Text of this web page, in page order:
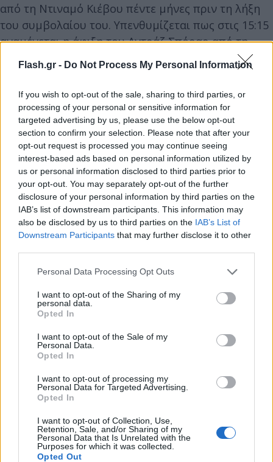
Flash.gr - Do Not Process My Personal Information
If you wish to opt-out of the sale, sharing to third parties, or
processing of your personal or sensitive information for
targeted advertising by us, please use the below opt-out
section to confirm your selection. Please note that after your
opt-out request is processed you may continue seeing
interest-based ads based on personal information utilized by
us or personal information disclosed to third parties prior to
your opt-out. You may separately opt-out of the further
disclosure of your personal information by third parties on the
IAB’s list of downstream participants. This information may
also be disclosed by us to third parties on the IAB’s List of
Downstream Participants that may further disclose it to other
Please note that this website/app uses one or more Google
not limited to your visit or usage behaviour. You may click to
grant or deny consent to Google and its third-party tags to
use your data for below specified purposes in below Google
consent section.
Personal Data Processing Opt Outs
I want to opt-out of the Sharing of my
personal data.
Opted In
I want to opt-out of the Sale of my
Personal Data.
Opted In
I want to opt-out of processing my
Personal Data for Targeted Advertising.
Opted In
I want to opt-out of Collection, Use,
Retention, Sale, and/or Sharing of my
Personal Data that Is Unrelated with the
Purposes for which it was collected.
Opted Out
από τη Ντιναμό Κιέβου πέντε μήνες πριν τη λήξη
του συμβολαίου του. Υπενθυμίζεται πως στις 15:15
αναμένεται η άφιξη του Αντράζ Σπόραρ από τη
Μαδρίτη, με τον Σλοβένο φορ να έχει ήδη
ανακοινωθεί για τέσσερα χρόνια.
Ο Βέρμπιτς, που έχει ίδιο ατζέντη με τους Τσέριν
και Σπόραρ, είναι γεννημένος στις 27 Νοεμβρίου
του 1993. Άρχισε την καριέρα του από την Τσέλιε
στην πατρίδα του και το 2015 πωλήθηκε για 1,2
εκατ. ευρώ στην Κοπεγχάγη. Τον Ιανουάριο του
2018 η ομάδα της Δανίας (με την οποία είχε 22 γκολ
και 15 ασίστ σε 99 εμφανίσεις) τον πούλησε για 4
εκατ. ευρώ στην Ντιναμό Κιέβου. Εκεί είχε 37 γκολ
και 12 ασίστ σε 119 ματς, μέχρι τον Μάρτιο μετά
την εισβολή της Ρωσίας στην Ουκρανία έφυγε για
τη Λέγκια Βαρσοβίας κάνοντας 8 εμφανίσεις. Το
καλοκαίρι επέστρεψε στη Ντιναμό Κιέβου, με την
οποία έπαιξε ΚΑΙ στα δύο παιχνίδια με τη
Champions League βοηθώντας την ομάδα του να
πάρει την πρόκριση (0-0 και 1-2 στην παράταση).
Με την εθνική Σλοβενίας έχει 43 εμφανίσεις και 5